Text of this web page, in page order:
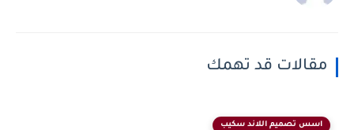
مقالات قد تهمك
اسس تصميم اللاند سكيب